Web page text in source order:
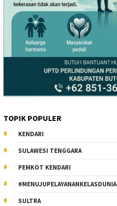
TOPIK POPULER
KENDARI
SULAWESI TENGGARA
PEMKOT KENDARI
#MENUJUPELAYANANKELASDUNIA
SULTRA